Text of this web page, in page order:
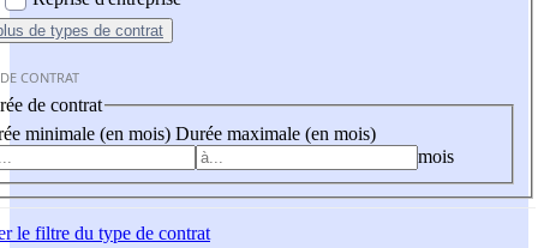
de types de contrat
CONTRAT
de contrat
minimale (en mois) Durée maximale (en mois)
mois
le filtre du type de contrat